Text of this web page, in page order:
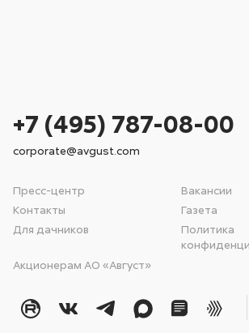
Пресс-центр
Вакансии
Контакты
Газета
Для дачников
Политика
Акционерам АО «Август»
+7 (495) 787-08-00
corporate@avgust.com